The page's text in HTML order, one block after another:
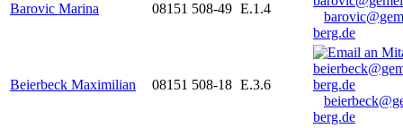
Barovic Marina 08151 508-49 E.1.4
berg.de
Beierbeck Maximilian 08151 508-18 E.3.6
berg.de